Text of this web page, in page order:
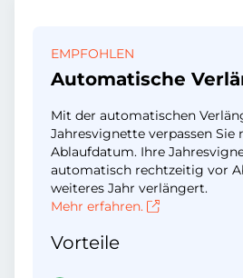
EMPFOHLEN
Automatische
Mit der automatischen
Jahresvignette verpassen Sie
Ablaufdatum. Ihre
automatisch rechtzeitig vor
weiteres Jahr verlängert.
Mehr erfahren.
Vorteile